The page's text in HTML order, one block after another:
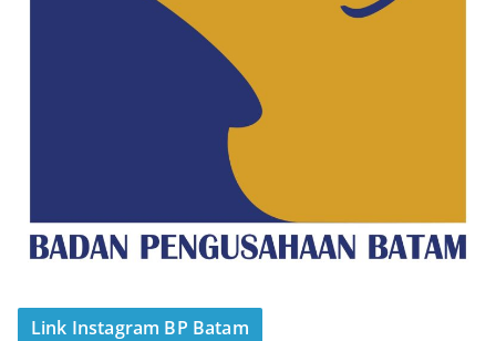
Link Instagram BP Batam